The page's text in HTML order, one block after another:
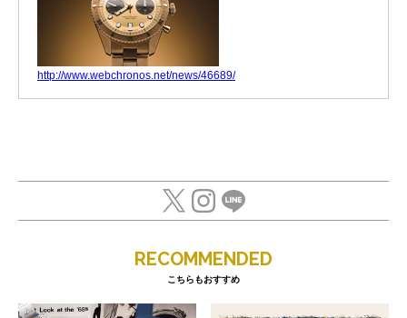
http://www.webchronos.net/news/46689/
RECOMMENDED
こちらもおすすめ